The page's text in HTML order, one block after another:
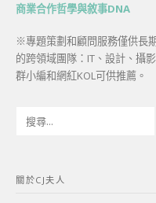
商業合作哲學與敘事DNA
※專題策劃和顧問服務僅供長
的跨領域團隊：IT、設計、攝
群小編和網紅KOL可供推薦。
字:
關於CJ夫人